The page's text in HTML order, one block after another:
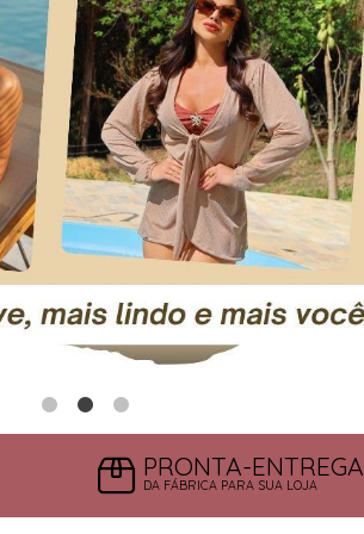
PRONTA-ENTREGA
DA FÁBRICA PARA SUA LOJA